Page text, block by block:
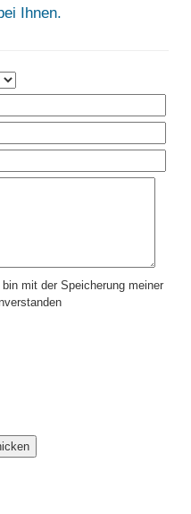
Ihnen.
mit der Speicherung meiner